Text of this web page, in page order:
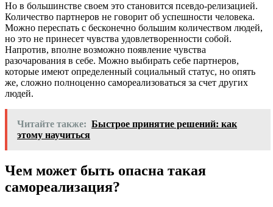
Но в большинстве своем это становится псевдо-релизацией.
Количество партнеров не говорит об успешности человека.
Можно переспать с бесконечно большим количеством людей,
но это не принесет чувства удовлетворенности собой.
Напротив, вполне возможно появление чувства
разочарования в себе. Можно выбирать себе партнеров,
которые имеют определенный социальный статус, но опять
же, сложно полноценно самореализоваться за счет других
людей.
Читайте также: Быстрое принятие решений: как
этому научиться
Чем может быть опасна такая
самореализация?